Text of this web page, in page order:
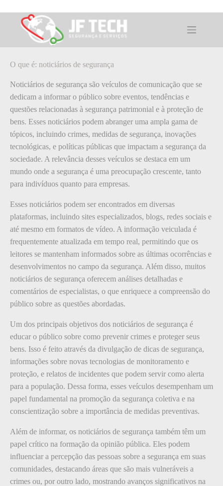
para
conteúdoO que é: noticiários de segurança
O que é: noticiários de segurança
Noticiários de segurança são veículos de comunicação que se
dedicam a informar o público sobre eventos, tendências e
questões relacionadas à segurança patrimonial e à proteção de
bens. Esses noticiários podem abranger uma ampla gama de
tópicos, incluindo crimes, medidas de segurança, inovações
tecnológicas, e políticas públicas que impactam a segurança da
sociedade. A relevância desses veículos se destaca em um
mundo onde a segurança é uma preocupação crescente, tanto
para indivíduos quanto para empresas.
Esses noticiários podem ser encontrados em diversas
plataformas, incluindo sites especializados, blogs, redes sociais e
até mesmo em formatos de vídeo. A informação veiculada é
frequentemente atualizada em tempo real, permitindo que os
leitores se mantenham informados sobre as últimas ocorrências e
desenvolvimentos no campo da segurança. Além disso, muitos
noticiários de segurança oferecem análises detalhadas e
comentários de especialistas, o que enriquece a compreensão do
público sobre as questões abordadas.
Um dos principais objetivos dos noticiários de segurança é
educar o público sobre como prevenir crimes e proteger seus
bens. Isso é feito através da divulgação de dicas de segurança,
informações sobre novas tecnologias de monitoramento e
proteção, e relatos de incidentes que podem servir como alerta
para a população. Dessa forma, esses veículos desempenham um
papel fundamental na promoção da segurança coletiva e na
conscientização sobre a importância de medidas preventivas.
Além de informar, os noticiários de segurança também têm um
papel crítico na formação da opinião pública. Eles podem
influenciar a percepção das pessoas sobre a segurança em suas
comunidades, destacando áreas que são mais vulneráveis a
crimes ou, por outro lado, mostrando avanços significativos na